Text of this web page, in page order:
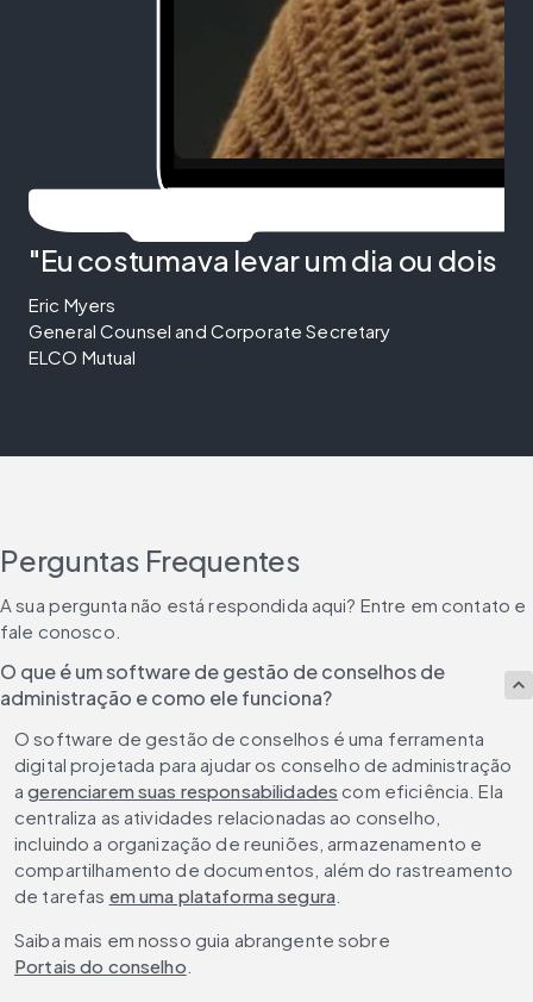
"Eu costumava levar um dia ou dois
Eric Myers
General Counsel and Corporate Secretary
ELCO Mutual
Perguntas Frequentes
A sua pergunta não está respondida aqui? Entre em contato e
fale conosco.
O que é um software de gestão de conselhos de
administração e como ele funciona?
O software de gestão de conselhos é uma ferramenta
digital projetada para ajudar os conselho de administração
a gerenciarem suas responsabilidades com eficiência. Ela
centraliza as atividades relacionadas ao conselho,
incluindo a organização de reuniões, armazenamento e
compartilhamento de documentos, além do rastreamento
de tarefas em uma plataforma segura.
Saiba mais em nosso guia abrangente sobre
Portais do conselho